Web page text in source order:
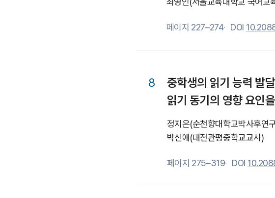
페이지 227–274 DOI
8
중학생의 읽기 능력 발
읽기 동기의 영향 요인
정지은(순천향대학교 박사후 연
박신애(대전관평중학교 교사)
페이지 275–319 DOI